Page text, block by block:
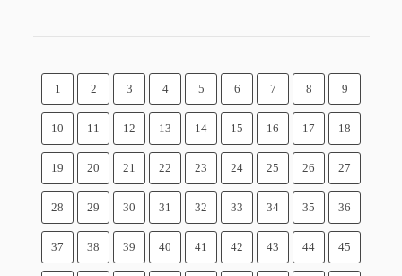
1 2 3 4 5 6 7 8 9
10 11 12 13 14 15 16 17 18
19 20 21 22 23 24 25 26 27
28 29 30 31 32 33 34 35 36
37 38 39 40 41 42 43 44 45